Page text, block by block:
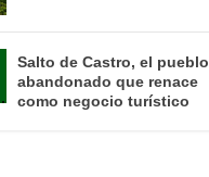
Salto de Castro, el pueblo
abandonado que renace
como negocio turístico